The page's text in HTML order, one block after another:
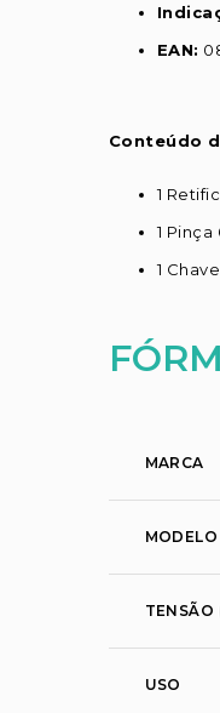
EAN:
Conteúdo
1
1 Pinça
1 Chave
MARCA
MODELO
TENSÃO
USO